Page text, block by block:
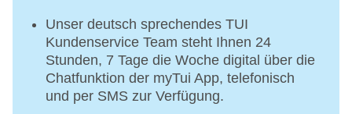
Unser deutsch sprechendes TUI
Kundenservice Team steht Ihnen 24
Stunden, 7 Tage die Woche digital über die
Chatfunktion der myTui App, telefonisch
und per SMS zur Verfügung.